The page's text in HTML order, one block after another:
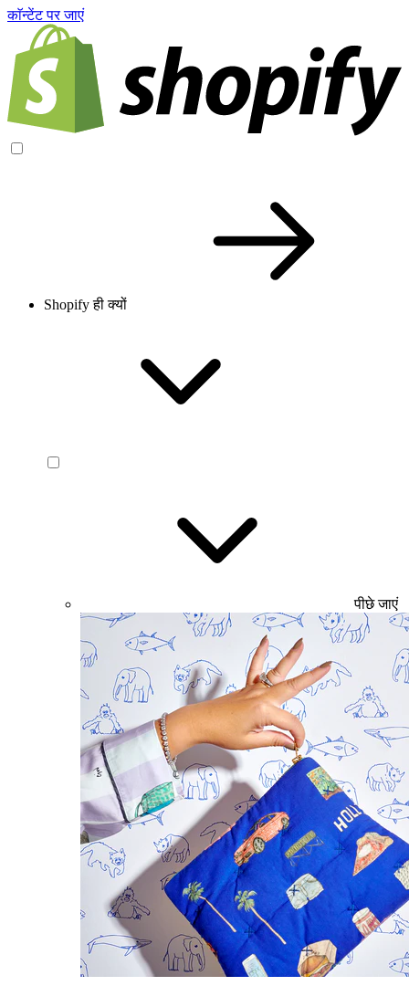
काॅन्टेंट पर जाएं
Shopify ही क्यों
पीछे जाएं